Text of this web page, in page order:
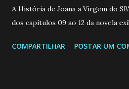
A História de Joana a Virgem do
dos capitulos 09 ao 12 da novela
a Programação Semanal do SBT
COMPARTILHAR POSTAR UM